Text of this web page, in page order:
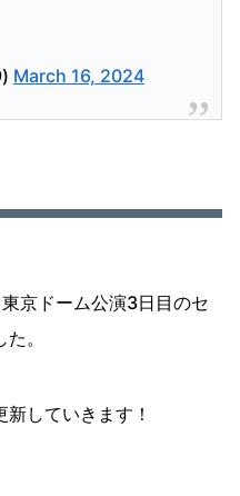
March 16, 2024
京ドーム公演3日目のセ
。
していきます！